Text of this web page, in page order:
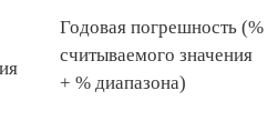
Годовая погрешность (%
считываемого значения
+ % диапазона)